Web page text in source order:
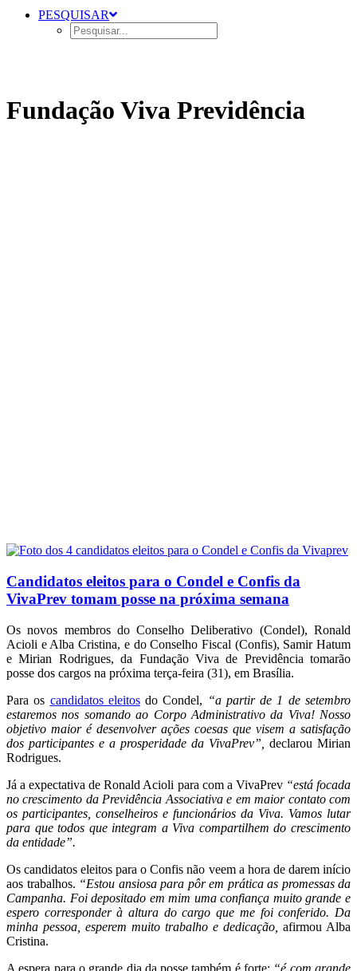
PESQUISAR
Fundação Viva Previdência
Candidatos eleitos para o Condel e Confis da
VivaPrev tomam posse na próxima semana
Os novos membros do Conselho Deliberativo (Condel), Ronald
Acioli e Alba Cristina, e do Conselho Fiscal (Confis), Samir Hatum
e Mirian Rodrigues, da Fundação Viva de Previdência tomarão
posse dos cargos na próxima terça-feira (31), em Brasília.
Para os candidatos eleitosdo Condel, “a partir de 1 de setembro
estaremos nos somando ao Corpo Administrativo da Viva! Nosso
objetivo maior é desenvolver ações coesas que visem a satisfação
dos participantes e a prosperidade da VivaPrev”, declarou Mirian
Rodrigues.
Já a expectativa de Ronald Acioli para com a VivaPrev“está focada
no crescimento da Previdência Associativa e em maior contato com
os participantes, conselheiros e funcionários da Viva. Vamos lutar
para que todos que integram a Viva compartilhem do crescimento
da entidade”.
Os candidatos eleitos para o Confis não veem a hora de darem início
aos trabalhos. “Estou ansiosa para pôr em prática as promessas da
Campanha. Foi depositado em mim uma confiança muito grande e
espero corresponder à altura do cargo que me foi conferido. Da
minha pessoa, esperem muito trabalho e dedicação, afirmou Alba
Cristina.
A espera para o grande dia da posse também é forte: “é com grande